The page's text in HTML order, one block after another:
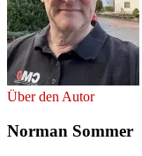
Über den Autor
Norman Sommer